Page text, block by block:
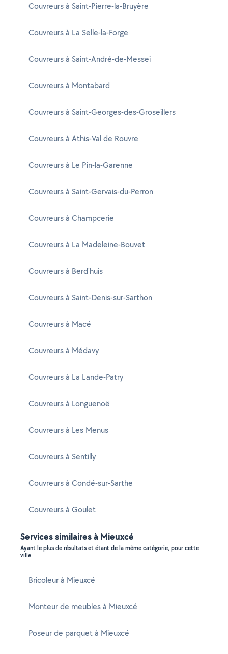
Couvreurs à Saint-Pierre-la-Bruyère
Couvreurs à La Selle-la-Forge
Couvreurs à Saint-André-de-Messei
Couvreurs à Montabard
Couvreurs à Saint-Georges-des-Groseillers
Couvreurs à Athis-Val de Rouvre
Couvreurs à Le Pin-la-Garenne
Couvreurs à Saint-Gervais-du-Perron
Couvreurs à Champcerie
Couvreurs à La Madeleine-Bouvet
Couvreurs à Berd'huis
Couvreurs à Saint-Denis-sur-Sarthon
Couvreurs à Macé
Couvreurs à Médavy
Couvreurs à La Lande-Patry
Couvreurs à Longuenoë
Couvreurs à Les Menus
Couvreurs à Sentilly
Couvreurs à Condé-sur-Sarthe
Couvreurs à Goulet
Services similaires à Mieuxcé
Ayant le plus de résultats et étant de la même catégorie, pour cette
ville
Bricoleur à Mieuxcé
Monteur de meubles à Mieuxcé
Poseur de parquet à Mieuxcé